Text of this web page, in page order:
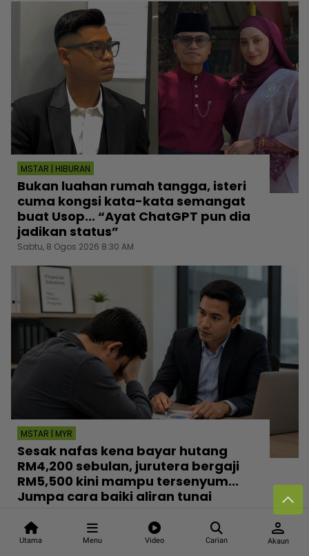
Utama Menu Video Carian
person
Akaun
MSTAR | HIBURAN
Bukan luahan rumah tangga, isteri
cuma kongsi kata-kata semangat
buat Usop... “Ayat ChatGPT pun dia
jadikan status”
Sabtu, 8 Ogos 2026 8:30 AM
MSTAR | MYR
Sesak nafas kena bayar hutang
RM4,200 sebulan, jurutera bergaji
RM5,500 kini mampu tersenyum...
Jumpa cara baiki aliran tunai